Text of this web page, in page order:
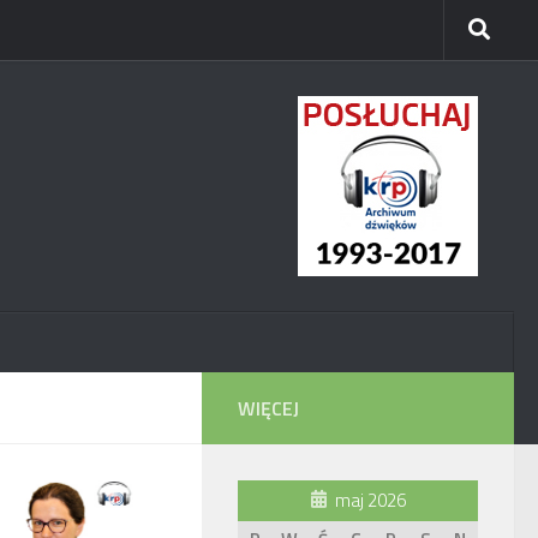
WIĘCEJ
maj 2026